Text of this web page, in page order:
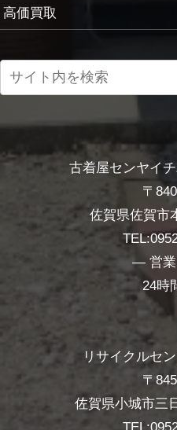
高価買取
古着屋センヤイ
〒
佐賀県佐賀市
― 営
24時
リサイクルセ
〒
佐賀県小城市三